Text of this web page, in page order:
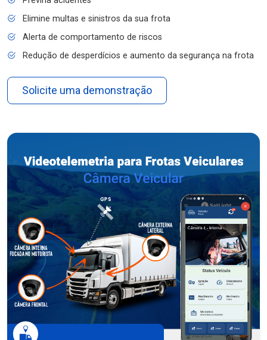
Elimine multas e sinistros da sua frota
Alerta de comportamento de riscos
Redução de desperdícios e aumento da segurança na frota
Solicite uma demonstração